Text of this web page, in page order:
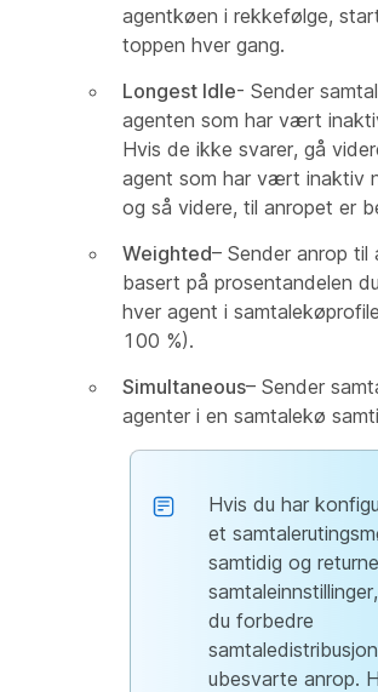
agentkøen i rekkefølge,
toppen hver gang.
Longest Idle- Sender
agenten som har vært
Hvis de ikke svarer, gå
agent som har vært inaktiv
og så videre, til anropet er
Weighted– Sender anrop til
basert på prosentandelen
hver agent i
100 %).
Simultaneous– Sender
agenter i en samtalekø
Hvis du har
et
samtidig og
du forbedre
ubesvarte anrop.